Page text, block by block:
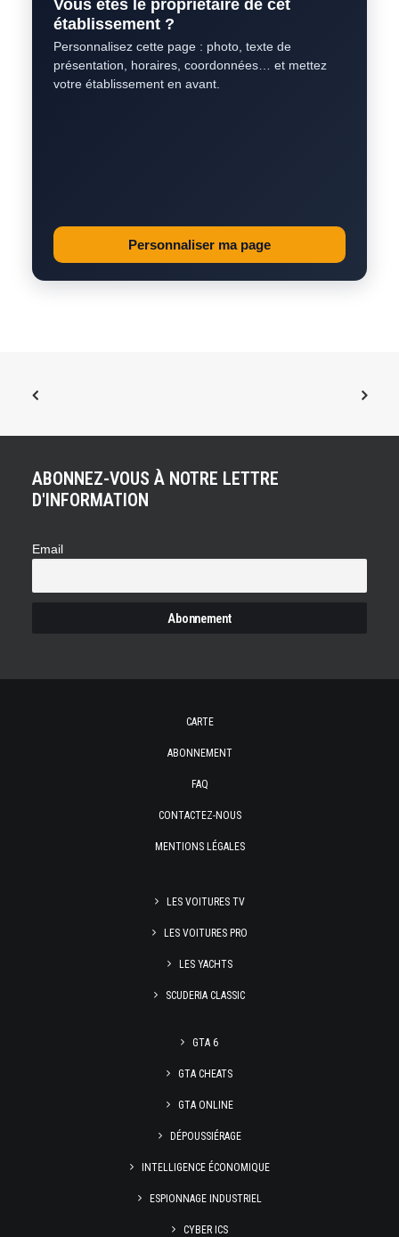
Vous êtes le propriétaire de cet
établissement ?
Personnalisez cette page : photo, texte de
présentation, horaires, coordonnées… et mettez
votre établissement en avant.
Personnaliser ma page
ABONNEZ-VOUS À NOTRE LETTRE
D'INFORMATION
Email
CARTE
ABONNEMENT
FAQ
CONTACTEZ-NOUS
MENTIONS LÉGALES
LES VOITURES TV
LES VOITURES PRO
LES YACHTS
SCUDERIA CLASSIC
GTA 6
GTA CHEATS
GTA ONLINE
DÉPOUSSIÉRAGE
INTELLIGENCE ÉCONOMIQUE
ESPIONNAGE INDUSTRIEL
CYBER ICS